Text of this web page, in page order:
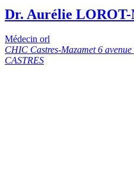
Dr. Aurélie
Médecin orl
CHIC Castres-Mazamet 6
CASTRES